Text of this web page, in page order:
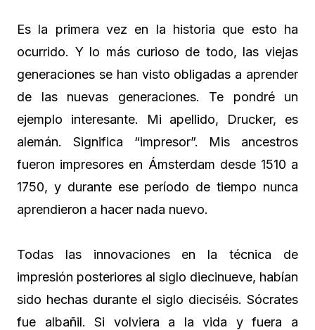
Es la primera vez en la historia que esto ha
ocurrido. Y lo más curioso de todo, las viejas
generaciones se han visto obligadas a aprender
de las nuevas generaciones. Te pondré un
ejemplo interesante. Mi apellido, Drucker, es
alemán. Significa “impresor”. Mis ancestros
fueron impresores en Ámsterdam desde 1510 a
1750, y durante ese período de tiempo nunca
aprendieron a hacer nada nuevo.
Todas las innovaciones en la técnica de
impresión posteriores al siglo diecinueve, habían
sido hechas durante el siglo dieciséis. Sócrates
fue albañil. Si volviera a la vida y fuera a